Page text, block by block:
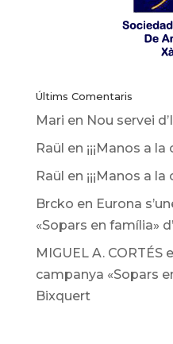
Últims Comentaris
Mari en Nou servei
Raül en ¡¡¡Manos a la
Raül en ¡¡¡Manos a la
Brcko en Eurona
«Sopars en família»
MIGUEL A. CORTÉS
campanya «Sopars
Bixquert